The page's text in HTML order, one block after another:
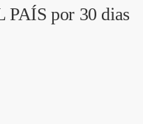
PAÍS por 30 dias